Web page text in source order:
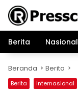
Langsung
konten
Berita
Nasional
Beranda Berita
Berita Internasional